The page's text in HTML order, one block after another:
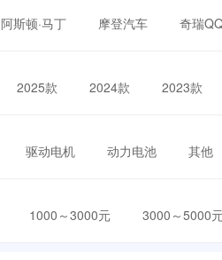
阿斯顿·马丁 摩登汽车 奇瑞
2025款 2024款 2023款
驱动电机 动力电池 其他
1000～3000元 3000～5000